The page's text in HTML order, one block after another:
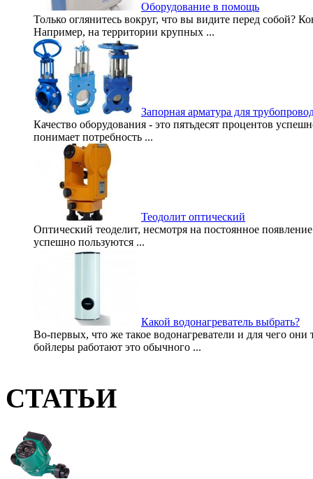
Оборудование в помощь
Только оглянитесь вокруг, что вы видите перед собой?
Например, на территории крупных ...
Запорная арматура для
Качество оборудования - это пятьдесят процентов
понимает потребность ...
Теодолит оптический
Оптический теоделит, несмотря на постоянное
успешно пользуются ...
Какой водонагреватель выбрать?
Во-первых, что же такое водонагреватели и для чего
бойлеры работают это обычного ...
СТАТЬИ